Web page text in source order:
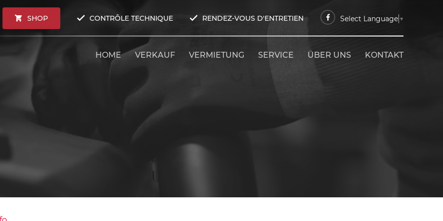
SHOP CONTRÔLE TECHNIQUE RENDEZ-VOUS D'ENTRETIEN Select Language ▼
HOME VERKAUF VERMIETUNG SERVICE ÜBER UNS KONTAKT